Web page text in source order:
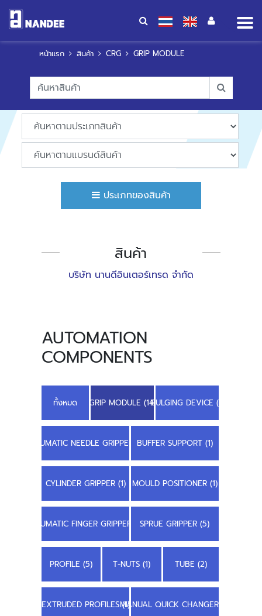
หน้าแรก สินค้า CRG GRIP MODULE
ประเภทของสินค้า
สินค้า
บริษัท นานดีอินเตอร์เทรด จำกัด
AUTOMATION
COMPONENTS
ทั้งหมด GRIP MODULE (14)BULGING DEVICE (1)
PNEUMATIC NEEDLE GRIPPER (2)BUFFER SUPPORT (1)
CYLINDER GRIPPER (1) MOULD POSITIONER (1)
PNEUMATIC FINGER GRIPPER (1)SPRUE GRIPPER (5)
PROFILE (5) T-NUTS (1) TUBE (2)
EXTRUDED PROFILES (1)MANUAL QUICK CHANGER (1)